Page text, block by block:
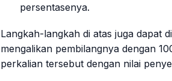
persentasenya.
Langkah-langkah di atas juga dapat
mengalikan pembilangnya dengan
perkalian tersebut dengan nilai